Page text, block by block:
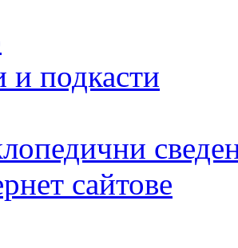
подкасти
сайтове